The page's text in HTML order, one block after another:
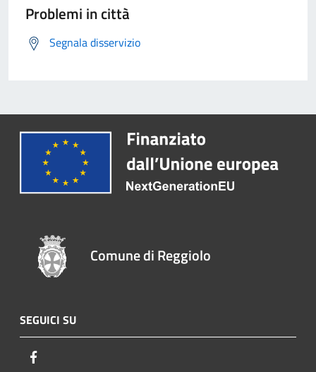
Problemi in città
Segnala disservizio
Comune di Reggiolo
SEGUICI SU